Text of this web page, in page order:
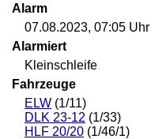
Alarm
07.08.2023, 07:05 Uhr
Alarmiert
Kleinschleife
Fahrzeuge
ELW (1/11)
DLK 23-12 (1/33)
HLF 20/20 (1/46/1)